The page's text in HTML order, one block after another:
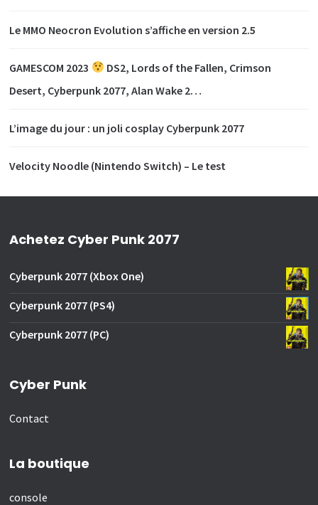
Le MMO Neocron Evolution s’affiche en version 2.5
GAMESCOM 2023
DS2, Lords of the Fallen, Crimson
Desert, Cyberpunk 2077, Alan Wake 2…
L’image du jour : un joli cosplay Cyberpunk 2077
Velocity Noodle (Nintendo Switch) – Le test
Achetez Cyber Punk 2077
Cyberpunk 2077 (Xbox One)
Cyberpunk 2077 (PS4)
Cyberpunk 2077 (PC)
Cyber Punk
Contact
La boutique
console